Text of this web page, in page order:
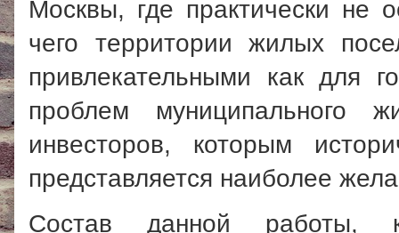
Москвы, где практически не
чего территории жилых
привлекательными как для
проблем муниципального
инвесторов, которым
представляется наиболее
Состав данной работы,